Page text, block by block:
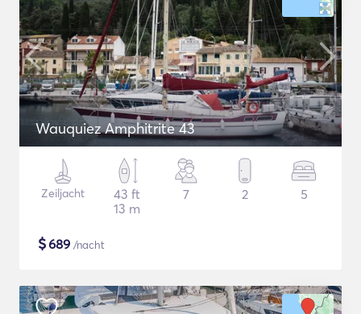
Wauquiez Amphitrite 43
Zeiljacht
43 ft
13 m
7 2 5
$689 /nacht